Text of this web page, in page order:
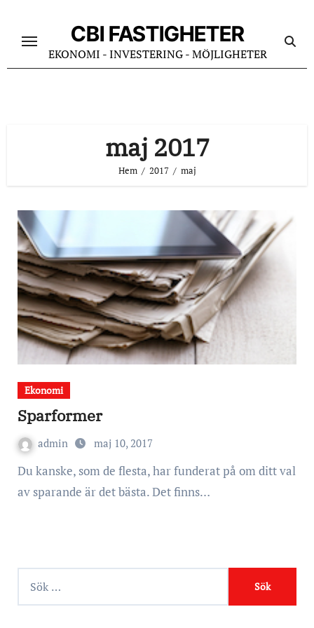
innehåll
CBI FASTIGHETER
EKONOMI - INVESTERING - MÖJLIGHETER
maj 2017
Hem 2017 maj
Ekonomi
Sparformer
admin maj 10, 2017
Du kanske, som de flesta, har funderat på om ditt val
av sparande är det bästa. Det finns…